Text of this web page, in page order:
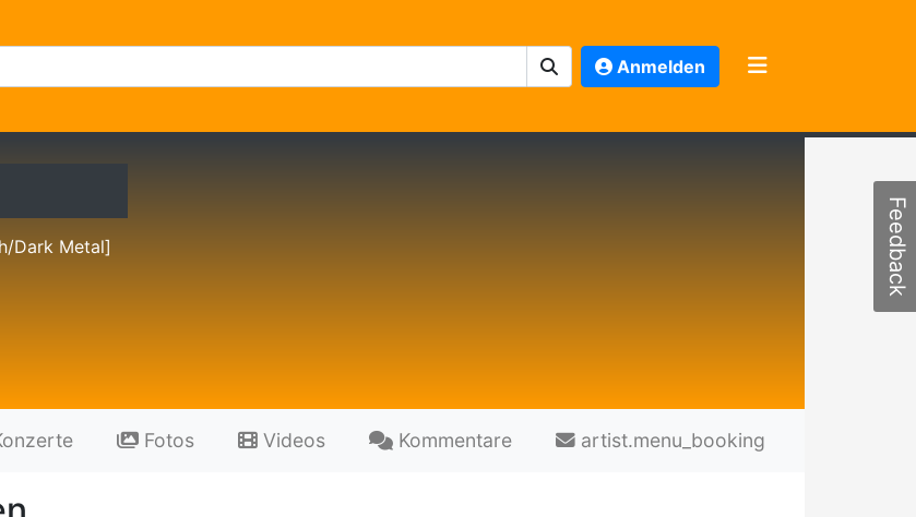
Anmelden
Dark Metal]
Fotos Videos Kommentare artist.menu_booking
Feedback